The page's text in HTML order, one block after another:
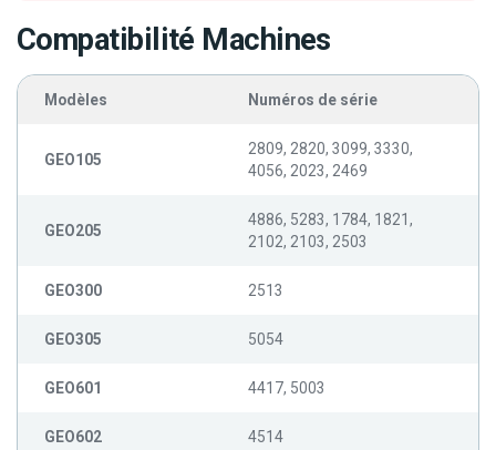
Compatibilité Machines
Modèles Numéros de série
GEO105
2809, 2820, 3099, 3330,
4056, 2023, 2469
GEO205
4886, 5283, 1784, 1821,
2102, 2103, 2503
GEO300 2513
GEO305 5054
GEO601 4417, 5003
GEO602 4514